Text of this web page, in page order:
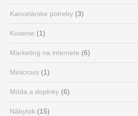
Kancelárske potreby (3)
Kosenie (1)
Marketing na internete (6)
Minicross (1)
Móda a doplnky (6)
Nábytok (15)